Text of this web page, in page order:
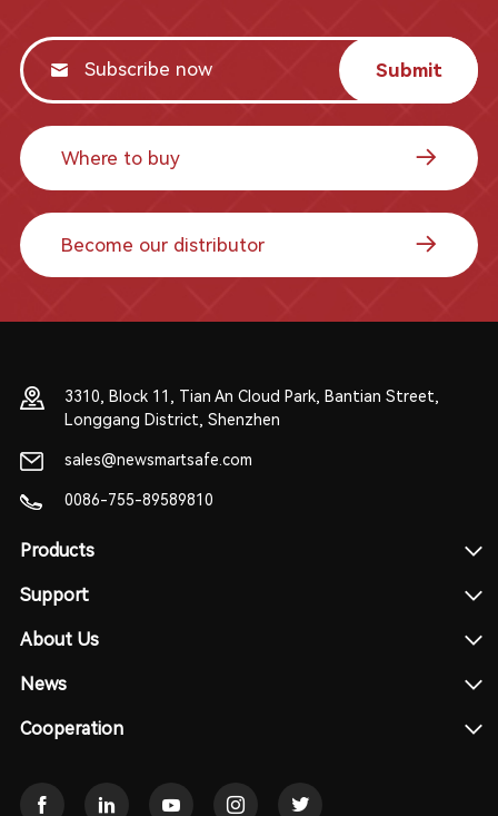
Submit
Where to buy
Become our distributor
3310, Block 11, Tian An Cloud Park, Bantian Street,
Longgang District, Shenzhen
sales@newsmartsafe.com
0086-755-89589810
Products
Support
About Us
News
Cooperation